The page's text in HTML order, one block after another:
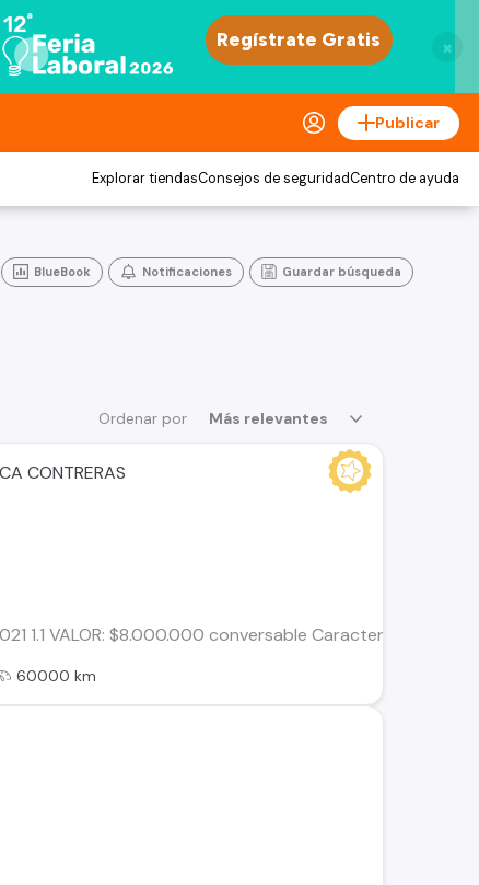
×
Publicar
Explorar tiendasConsejos de seguridadCentro de ayuda
BlueBook Notificaciones Guardar búsqueda
Ordenar por Más relevantes
CONTRERAS
1.1 VALOR: $8.000.000 conversable Características:
60000 km